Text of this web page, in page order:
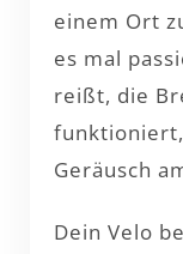
einem Ort
es mal
reißt, die
Geräusch
Dein Velo